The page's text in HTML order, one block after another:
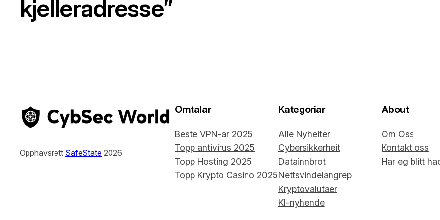
kjelleradresse”
Opphavsrett SafeState 2026
Omtalar
Beste VPN-ar 2025
Topp antivirus 2025
Topp Hosting 2025
Topp Krypto Casino 2025
Kategoriar
Alle Nyheiter
Cybersikkerheit
Datainnbrot
Nettsvindelangrep
Kryptovalutaer
KI-nyhende
About
Om Oss
Kontakt oss
Har eg blitt